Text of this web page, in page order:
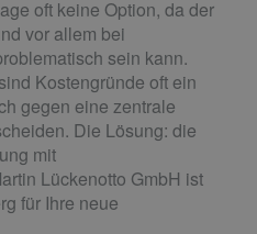
oft keine Option, da der
vor allem bei
sein kann.
Kostengründe oft ein
gegen eine zentrale
Die Lösung: die
mit
Lückenotto GmbH ist
für Ihre neue